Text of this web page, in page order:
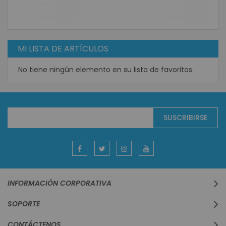
MI LISTA DE ARTÍCULOS
No tiene ningún elemento en su lista de favoritos.
Suscríbase
boletín
SUSCRIBIRSE
INFORMACIÓN CORPORATIVA
SOPORTE